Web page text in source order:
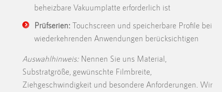
beheizbare Vakuumplatte erforderlich ist
Prüfserien: Touchscreen und speicherbare Profile bei
wiederkehrenden Anwendungen berücksichtigen
Auswahlhinweis:Nennen Sie uns Material,
Substratgröße, gewünschte Filmbreite,
Ziehgeschwindigkeit und besondere Anforderungen. Wir